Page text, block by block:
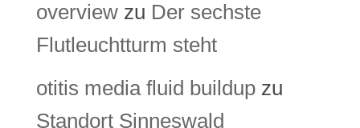
overviewzu Der sechste
Flutleuchtturm steht
otitis media fluid buildupzu
Standort Sinneswald